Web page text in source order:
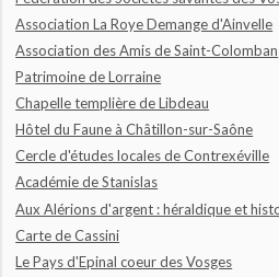
Association La Roye Demange d'Ainvelle
Association des Amis de Saint-Colomban
Patrimoine de Lorraine
Chapelle templière de Libdeau
Hôtel du Faune à Châtillon-sur-Saône
Cercle d'études locales de Contrexéville
Académie de Stanislas
Aux Alérions d'argent : héraldique et
Carte de Cassini
Le Pays d'Epinal coeur des Vosges